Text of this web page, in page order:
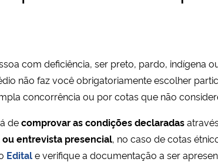
com deficiência, ser preto, pardo, indígena
não faz você obrigatoriamente escolher
concorrência ou por cotas que não
decomprovar as condições declaradas
entrevista presencial, no caso de cotas
Editale verifique a documentação a ser